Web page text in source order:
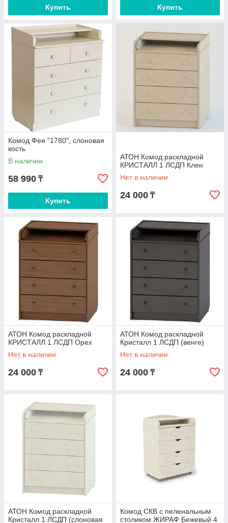
Купить Купить
Комод Фея "1780", слоновая
кость
В наличии
58 990 ₸
Купить
АТОН Комод раскладной
КРИСТАЛЛ 1 ЛСДП Клен
Нет в наличии
24 000 ₸
АТОН Комод раскладной
КРИСТАЛЛ 1 ЛСДП Орех
Нет в наличии
24 000 ₸
АТОН Комод раскладной
Кристалл 1 ЛСДП (венге)
Нет в наличии
24 000 ₸
АТОН Комод раскладной
Кристалл 1 ЛСДП (слоновая
Комод СКВ с пеленальным
столиком ЖИРАФ Бежевый 4